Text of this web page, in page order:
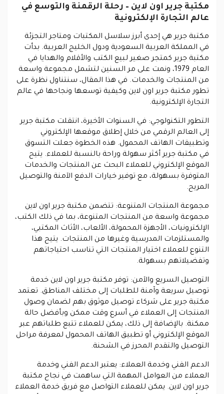
مكتبة جرير اون لاين – رحلة الرقمنة والتوسع في
عالم التجارة الإلكترونية
مكتبة جرير هي إحدى أبرز سلاسل المكتبات ومتاجر التجزئة
في المملكة العربية السعودية ودول الخليج العربية. بدأت
مكتبة جرير كمتجر صغير لبيع الكتب والأقلام والهدايا في
العام 1979، ونمت على مر السنين لتشمل مجموعة واسعة
من المنتجات والخدمات. في هذا المقال، سنتناول نظرة على
تطور مكتبة جرير اون لاين وكيفية توسعها ونجاحها في عالم
التجارة الإلكترونية.
التطور التكنولوجي: في السنوات الأخيرة، انتقلت مكتبة جرير
إلى العالم الرقمي من خلال إطلاق موقعها الإلكتروني
وتطبيقات الهاتف المحمول. هذه الخطوة جعلت التسوق
في مكتبة جرير أكثر سهولة وراحة بالنسبة للعملاء. يتيح
الموقع الإلكتروني للعملاء البحث عن المنتجات والخدمات
المتوفرة بسهولة، مع توفير خيارات الدفع الآمنة والتوصيل
المريح.
مجموعة المنتجات المتنوعة: تتضمن مكتبة جرير اون لاين
مجموعة واسعة من المنتجات المتنوعة، بما في ذلك الكتب،
الإلكترونيات، الأجهزة المحمولة، الألعاب، الأثاث المكتبي،
والمستلزمات المدرسية وغيرها من المنتجات. يتيح هذا
التنوع للعملاء اختيار المنتجات التي تناسب احتياجاتهم
وتفضيلاتهم بسهولة.
التوصيل السريع والآمن: توفر مكتبة جرير اون لاين خدمة
توصيل سريعة وآمنة للطلبات إلى مختلف المناطق. تعتمد
مكتبة جرير على شركاء توصيل موثوق بهم لضمان وصول
المنتجات إلى العملاء في أسرع وقت ممكن وبأفضل حالة
ممكنة. بالإضافة إلى ذلك، يمكن للعملاء تتبع طلباتهم عبر
الموقع الإلكتروني أو تطبيق الهاتف المحمول لمعرفة مراحل
التوصيل والتقدم المحرز في الشحنة.
الدعم الفني وخدمة العملاء: يعتبر الدعم الفني وخدمة
العملاء من العوامل المهمة التي ساهمت في نجاح مكتبة
جرير اون لاين. يمكن للعملاء التواصل مع فريق خدمة العملاء